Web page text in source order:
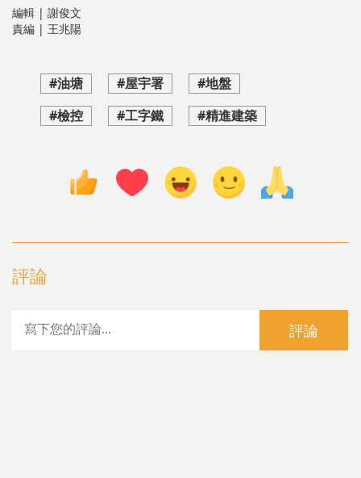
編輯 | 謝俊文
責編 | 王兆陽
#油塘 #屋宇署
#地盤
#檢控
#工字鐵 #精進建築
評論
評論